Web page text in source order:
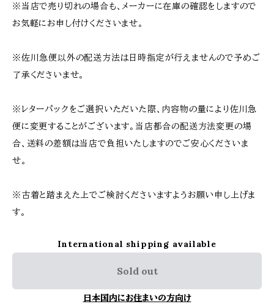
※当店で売り切れの場合も、メーカーに在庫の確認をしますので
お気軽にお申し付けくださいませ。
※佐川急便以外の配送方法は日時指定が行えませんので予めご
了承くださいませ。
※レターパックをご選択いただいた際、内容物の量により佐川急
便に変更することがございます。当店都合の配送方法変更の場
合、送料の差額は当店で負担いたしますのでご安心くださいま
せ。
※古着と踏まえた上でご検討くださいますようお願い申し上げま
す。
International shipping available
Sold out
日本国内にお住まいの方向け